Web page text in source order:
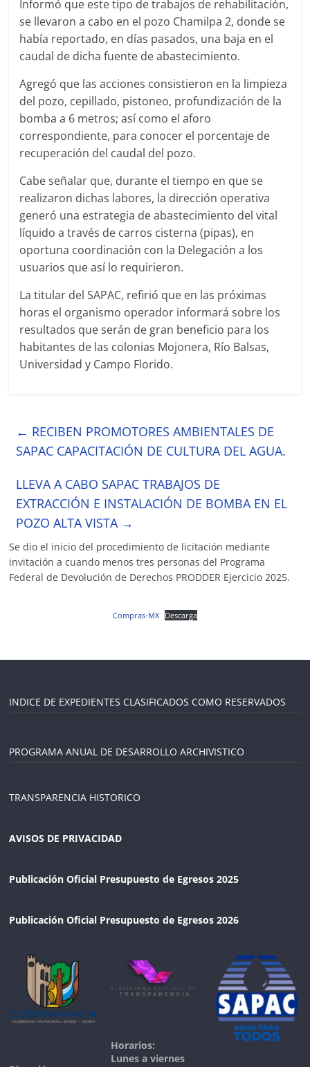
Informó que este tipo de trabajos de rehabilitación,
se llevaron a cabo en el pozo Chamilpa 2, donde se
había reportado, en días pasados, una baja en el
caudal de dicha fuente de abastecimiento.
Agregó que las acciones consistieron en la limpieza
del pozo, cepillado, pistoneo, profundización de la
bomba a 6 metros; así como el aforo
correspondiente, para conocer el porcentaje de
recuperación del caudal del pozo.
Cabe señalar que, durante el tiempo en que se
realizaron dichas labores, la dirección operativa
generó una estrategia de abastecimiento del vital
líquido a través de carros cisterna (pipas), en
oportuna coordinación con la Delegación a los
usuarios que así lo requirieron.
La titular del SAPAC, refirió que en las próximas
horas el organismo operador informará sobre los
resultados que serán de gran beneficio para los
habitantes de las colonias Mojonera, Río Balsas,
Universidad y Campo Florido.
← RECIBEN PROMOTORES AMBIENTALES DE
SAPAC CAPACITACIÓN DE CULTURA DEL AGUA.
LLEVA A CABO SAPAC TRABAJOS DE
EXTRACCIÓN E INSTALACIÓN DE BOMBA EN EL
POZO ALTA VISTA →
Se dio el inicio del procedimiento de licitación mediante
invitación a cuando menos tres personas del Programa
Federal de Devolución de Derechos PRODDER Ejercicio 2025.
Compras-MX Descarga
INDICE DE EXPEDIENTES CLASIFICADOS COMO RESERVADOS
PROGRAMA ANUAL DE DESARROLLO ARCHIVISTICO
TRANSPARENCIA HISTORICO
AVISOS DE PRIVACIDAD
Publicación Oficial Presupuesto de Egresos 2025
Publicación Oficial Presupuesto de Egresos 2026
Horarios:
Lunes a viernes